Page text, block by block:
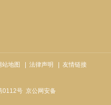
站地图 | 法律声明
| 友情链接
0112号 京公网安备